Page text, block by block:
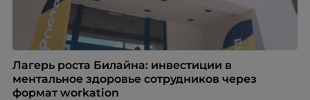
Лагерь роста Билайна: инвестиции в
ментальное здоровье сотрудников через
формат workation